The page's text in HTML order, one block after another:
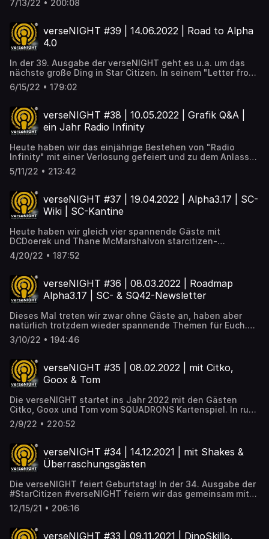
unobtanium zu einem spannenden Techtalk eingeladen,
Client-Architektur von Star Citizen.
https://www.youtube.com/watch?v=oOjvRPVhn2o
7/13/22 • 200:08
verseNIGHT #39 | 14.06.2022 | Road to Alpha
4.0
In der 39. Ausgabe der verseNIGHT geht es u.a. um das
nächste große Ding in Star Citizen. In seinem "Letter from
the Chairman" hat Chris Roberts den Weg zur Alpha 4.0
mit einer drei Monate andauernden PTU-Phase für a3.18
Persistenz bringen, welche die zwingende Grundlage für
das danach folgende ServerMeshing ist.
https://www.youtube.com/watch?v=21fd3R148kw
6/15/22 • 179:02
verseNIGHT #38 | 10.05.2022 | Grafik Q&A |
ein Jahr Radio Infinity
Heute haben wir das einjährige Bestehen von "Radio
Infinity" mit einer Verlosung gefeiert und zu dem Anlass
über das Projekt mit Brubacker und Cartago gesprochen.
Außerdem gab es einen intensiven Blick auf das Thema
Meilensteine in der Entwicklung. Entspannte wie
spannende Unterhaltung wünscht euch Euer verseNIGHT-
Team! https://www.youtube.com/watch?
5/11/22 • 213:42
verseNIGHT #37 | 19.04.2022 | Alpha3.17 | SC-
Wiki | SC-Kantine
Heute haben wir gleich vier spannende Gäste mit
DCDoerek und Thane McMarshalvon starcitizen-
kantine.de sowie FoXFTW und Michael Corleone von star-
citizen.wiki dabei. Viel Spaß!
4/20/22 • 187:52
verseNIGHT #36 | 08.03.2022 | Roadmap
Alpha3.17 | SC- & SQ42-Newsletter
Dieses Mal treten wir zwar ohne Gäste an, haben aber
natürlich trotzdem wieder spannende Themen für Euch.
Wir schauen auf die Roadmap und werfen einen Blick auf
Alpha 3.17. Des Weiteren gibt es aktuelle Neuigkeiten aus
möchten wir von Euch wissen, in wie weit die aktuelle
Weltlage Euch als Backer beeinflusst. Viel Spaß!
https://www.youtube.com/watch?v=h31l5MIr5i4
3/10/22 • 194:46
verseNIGHT #35 | 08.02.2022 | mit Citko,
Goox & Tom
Die verseNIGHT startet ins Jahr 2022 mit den Gästen
Citko, Goox und Tom vom SQUADRONS Kartenspiel. In rund
dreieinhalb Stunden gibt es Talk zum aktuellen Roadmap-
Shitstorm, den Aussichten für 2022 und ein Update zum
Links ######################### Citko @ YouTube
www.goox.de squadrons-game.com
https://www.youtube.com/watch?v=fw60YBXs5tI
2/9/22 • 220:52
verseNIGHT #34 | 14.12.2021 | mit Shakes &
Überraschungsgästen
Die verseNIGHT feiert Geburtstag! In der 34. Ausgabe der
#StarCitizen #verseNIGHT feiern wir das gemeinsam mit
unserem Gast Oskar Pannier, auch bekannt als Shakes
(oder Schagges). Plus, es gibt eine ganz dicke
Spaß bei diesem Geburtstagsprogramm wünschen euch,
12/15/21 • 206:16
verseNIGHT #33 | 09.11.2021 | DinoSkillo,